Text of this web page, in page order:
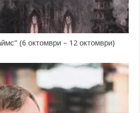
(6 октомври – 12 октомври)